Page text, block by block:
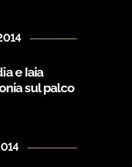
e Iaia
sul palco